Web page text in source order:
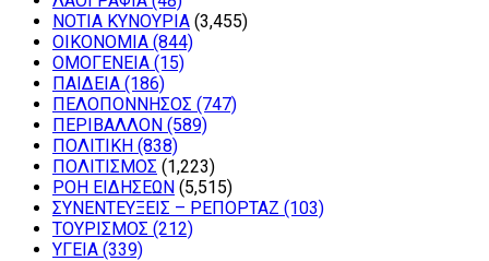
ΝΟΤΙΑ ΚΥΝΟΥΡΙΑ (3,455)
ΟΙΚΟΝΟΜΙΑ (844)
ΟΜΟΓΕΝΕΙΑ (15)
ΠΑΙΔΕΙΑ (186)
ΠΕΛΟΠΟΝΝΗΣΟΣ (747)
ΠΕΡΙΒΑΛΛΟΝ (589)
ΠΟΛΙΤΙΚΗ (838)
ΠΟΛΙΤΙΣΜΟΣ (1,223)
ΡΟΗ ΕΙΔΗΣΕΩΝ (5,515)
ΣΥΝΕΝΤΕΥΞΕΙΣ – ΡΕΠΟΡΤΑΖ (103)
ΤΟΥΡΙΣΜΟΣ (212)
ΥΓΕΙΑ (339)